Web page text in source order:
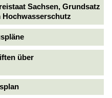
Sachsen, Grundsatz
über